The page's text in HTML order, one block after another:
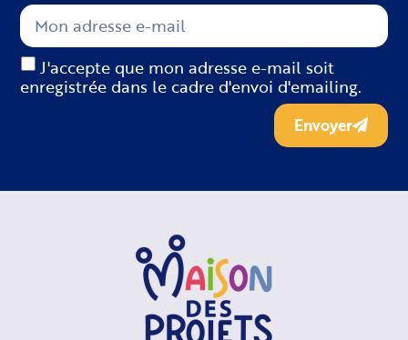
J'accepte que mon adresse e-mail soit
enregistrée dans le cadre d'envoi d'emailing.
Envoyer